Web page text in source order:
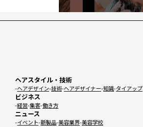
ヘアスタイル・技術
ヘアデザイン 技術 ヘアデザイナー 知識 タイアップ
ビジネス
経営 集客 働き方
ニュース
イベント 新製品 美容業界 美容学校